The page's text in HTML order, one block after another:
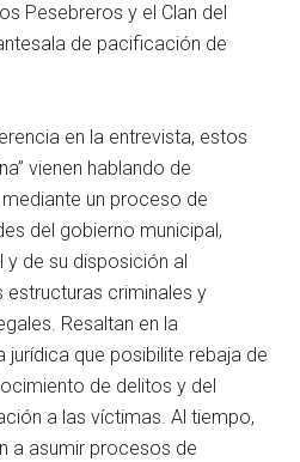
Pesebreros y el Clan del
de pacificación de
en la entrevista, estos
vienen hablando de
un proceso de
del gobierno municipal,
de su disposición al
criminales y
Resaltan en la
jurídica que posibilite rebaja de
de delitos y del
a las víctimas. Al tiempo,
a asumir procesos de